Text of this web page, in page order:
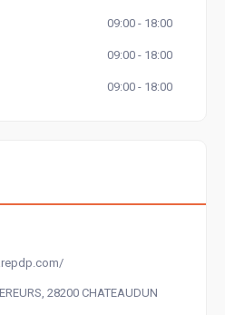
09:00 - 18:00
09:00 - 18:00
09:00 - 18:00
28200 CHATEAUDUN